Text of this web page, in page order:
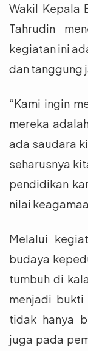
Wakil Kepala
Tahrudin
kegiatan ini
dan tanggung
“Kami ingin
mereka
ada saudara
seharusnya
pendidikan
nilai
Melalui
budaya
tumbuh di
menjadi
tidak hanya
juga pada